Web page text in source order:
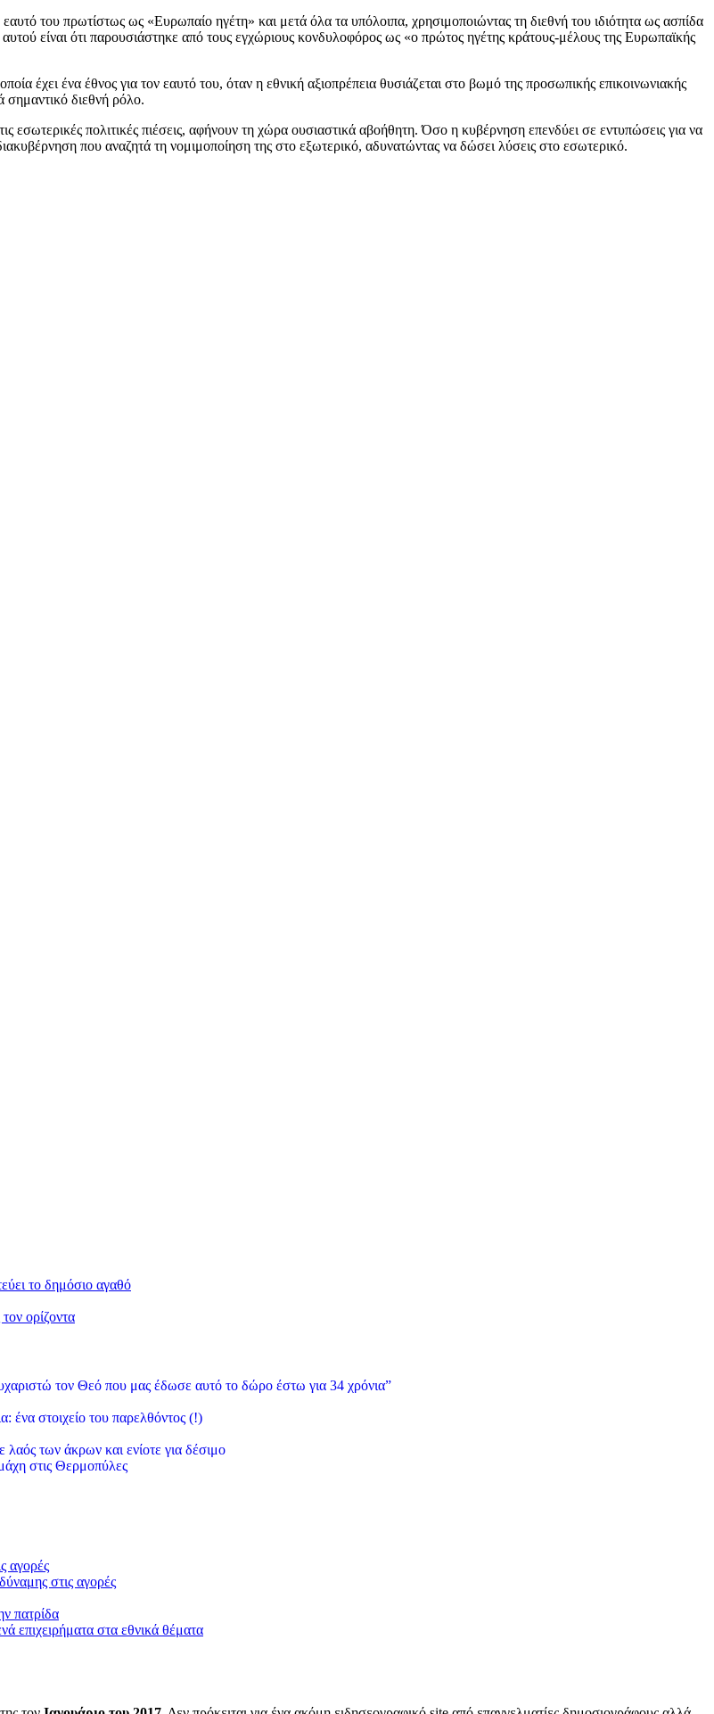
του πρωτίστως ως «Ευρωπαίο ηγέτη» και μετά όλα τα υπόλοιπα, χρησιμοποιώντας τη διεθνή του ιδιότητα ως ασπίδα
είναι ότι παρουσιάστηκε από τους εγχώριους κονδυλοφόρος ως «ο πρώτος ηγέτης κράτους-μέλους της Ευρωπαϊκής
έχει ένα έθνος για τον εαυτό του, όταν η εθνική αξιοπρέπεια θυσιάζεται στο βωμό της προσωπικής επικοινωνιακής
σημαντικό διεθνή ρόλο.
πολιτικές πιέσεις, αφήνουν τη χώρα ουσιαστικά αβοήθητη. Όσο η κυβέρνηση επενδύει σε εντυπώσεις για να
που αναζητά τη νομιμοποίηση της στο εξωτερικό, αδυνατώντας να δώσει λύσεις στο εσωτερικό.
το δημόσιο αγαθό
ορίζοντα
τον Θεό που μας έδωσε αυτό το δώρο έστω για 34 χρόνια”
ένα στοιχείο του παρελθόντος (!)
των άκρων και ενίοτε για δέσιμο
στις Θερμοπύλες
αγορές
στις αγορές
πατρίδα
επιχειρήματα στα εθνικά θέματα